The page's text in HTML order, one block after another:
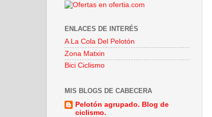
ENLACES DE INTERÉS
A La Cola Del Pelotón
Zona Matxin
Bici Ciclismo
MIS BLOGS DE CABECERA
Pelotón agrupado. Blog de
ciclismo.